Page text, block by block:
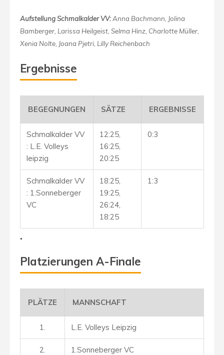
Aufstellung Schmalkalder VV:Anna Bachmann, Jolina
Bamberger, Larissa Heilgeist, Selma Hinz, Charlotte Müller,
Xenia Nolte, Joana Pjetri, Lilly Reichenbach
Ergebnisse
BEGEGNUNGEN SÄTZE ERGEBNISSE
Schmalkalder VV
: L.E. Volleys
leipzig
12:25,
16:25,
20:25
0:3
Schmalkalder VV
: 1.Sonneberger
VC
18:25,
19:25,
26:24,
18:25
1:3
.
Platzierungen A-Finale
PLÄTZE MANNSCHAFT
1. L.E. Volleys Leipzig
2. 1.Sonneberger VC